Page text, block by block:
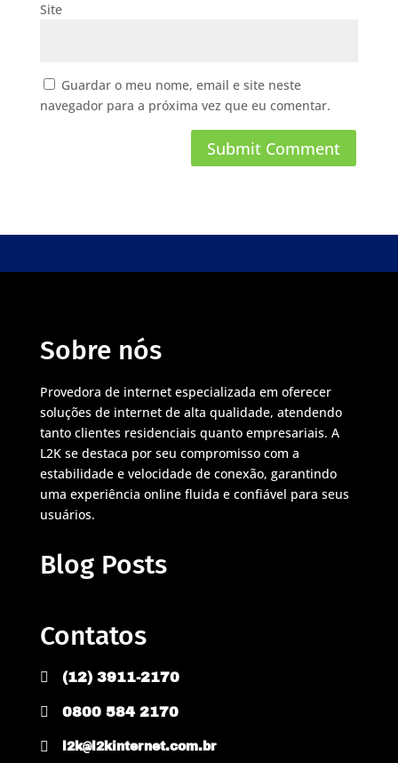
Site
Guardar o meu nome, email e site neste
navegador para a próxima vez que eu comentar.
Sobre nós
Provedora de internet especializada em oferecer
soluções de internet de alta qualidade, atendendo
tanto clientes residenciais quanto empresariais. A
L2K se destaca por seu compromisso com a
estabilidade e velocidade de conexão, garantindo
uma experiência online fluida e confiável para seus
usuários.
Blog Posts
Contatos
 (12) 3911-2170
 0800 584 2170
 l2k@l2kinternet.com.br